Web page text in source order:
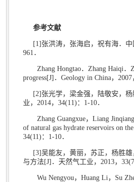
参考文献
[1] 张洪涛，张海启，祝有海．
961 ．
Zhang Hongtao． Zhang Haiqi ．
progress[J] ． Geology in China， 2007
[2] 张光学，梁金强，陆敬安，
业， 2014， 34(11) ： 1-10．
Zhang Guangxue， Liang Jinqiang
of natural gas hydrate reservoirs on
34(11) ： 1-10．
[3]吴能友，黄丽，苏正，杨胜
与方法[J] ．天然气工业， 2013，
Wu Nengyou ， Huang Li ， Su